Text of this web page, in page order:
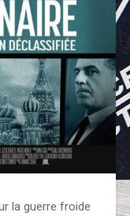
la guerre froide